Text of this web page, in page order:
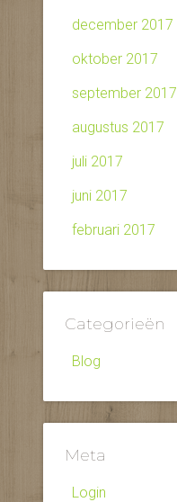
december 2017
oktober 2017
september 2017
augustus 2017
juli 2017
juni 2017
februari 2017
Categorieën
Blog
Meta
Login